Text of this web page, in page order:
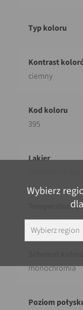
Wybierz
Wybierz region
ciemny
395
neutralny
monochromia